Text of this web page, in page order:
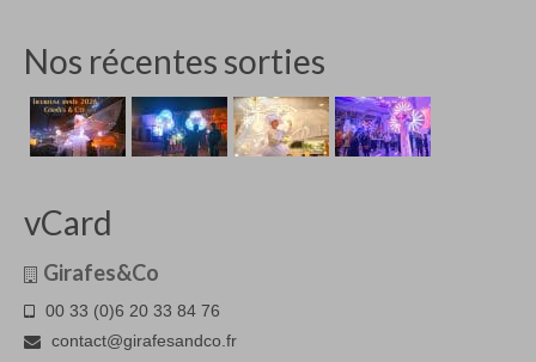
Nos récentes sorties
vCard
Girafes&Co
00 33 (0)6 20 33 84 76
contact@girafesandco.fr